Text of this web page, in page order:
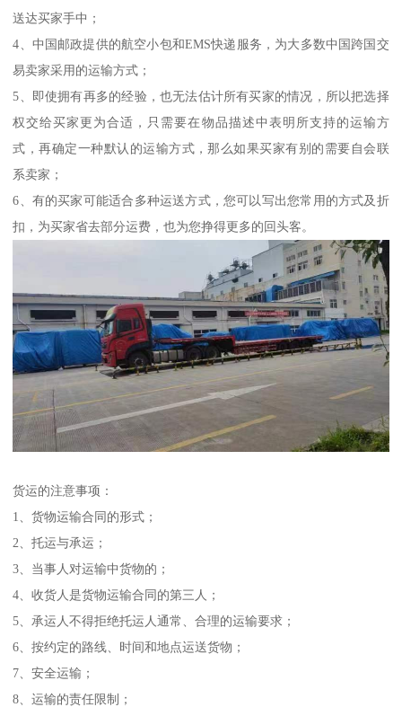
送达买家手中；
4、中国邮政提供的航空小包和EMS快递服务，为大多数中国跨国交
易卖家采用的运输方式；
5、即使拥有再多的经验，也无法估计所有买家的情况，所以把选择
权交给买家更为合适，只需要在物品描述中表明所支持的运输方
式，再确定一种默认的运输方式，那么如果买家有别的需要自会联
系卖家；
6、有的买家可能适合多种运送方式，您可以写出您常用的方式及折
扣，为买家省去部分运费，也为您挣得更多的回头客。
货运的注意事项：
1、货物运输合同的形式；
2、托运与承运；
3、当事人对运输中货物的；
4、收货人是货物运输合同的第三人；
5、承运人不得拒绝托运人通常、合理的运输要求；
6、按约定的路线、时间和地点运送货物；
7、安全运输；
8、运输的责任限制；